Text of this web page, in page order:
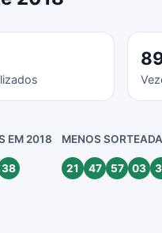
EM 2018
38
MENOS
21 47 57 03